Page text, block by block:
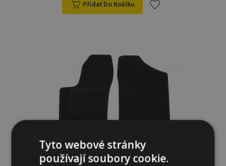
Přidat Do Košíku
oblíbeným
Tyto webové stránky
používají soubory cookie.